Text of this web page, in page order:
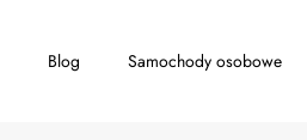
Blog Samochody osobowe